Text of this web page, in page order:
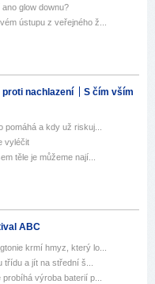
glow downu?
ústupu z veřejného ž...
nachlazení
S čím vším
a kdy už riskuj...
vyléčit
těle je můžeme nají...
ABC
krmí hmyz, který lo...
a jít na střední š...
výroba baterií p...